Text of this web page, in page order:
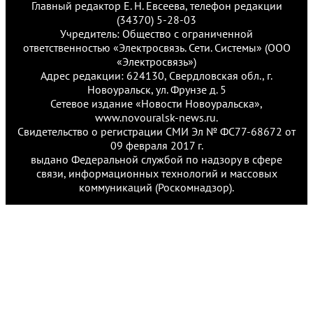
Главный редактор Е. Н. Евсеева, телефон редакции
(34370) 5-28-03
Учредитель: Общество с ограниченной
ответственностью «Электросвязь. Сети. Системы» (ООО
«Электросвязь»)
Адрес редакции: 624130, Свердловская обл., г.
Новоуральск, ул. Фрунзе д. 5
Сетевое издание «Новости Новоуральска»,
www.novouralsk-news.ru.
Свидетельство о регистрации СМИ Эл № ФС77-68672 от
09 февраля 2017 г.
выдано Федеральной службой по надзору в сфере
связи, информационных технологий и массовых
коммуникаций (Роскомнадзор).